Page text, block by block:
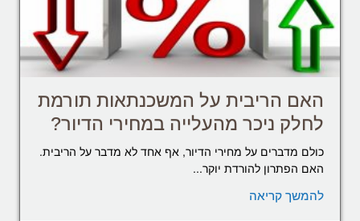
האם הריבית על המשכנתאות תורמת
לחלק ניכר מהעלייה במחירי הדיור?
כולם מדברים על מחירי הדיור, אף אחד לא מדבר על הריבית.
האם הפתרון להורדת יוקר...
להמשך קריאה